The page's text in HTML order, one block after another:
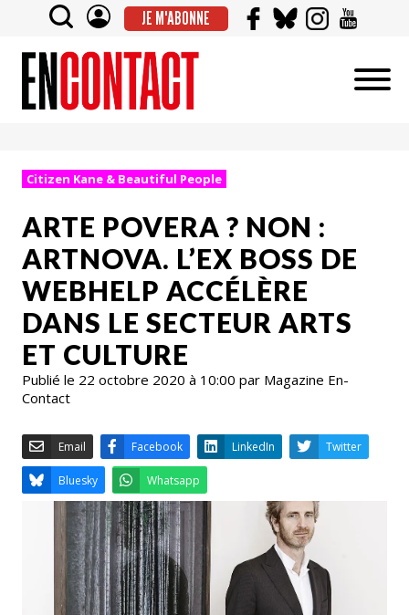
JE M'ABONNE
Citizen Kane & Beautiful People
ARTE POVERA ? NON :
ARTNOVA. L’EX BOSS DE
WEBHELP ACCÉLÈRE
DANS LE SECTEUR ARTS
ET CULTURE
Publié le 22 octobre 2020 à 10:00 par Magazine En-
Contact
Email Facebook LinkedIn
Bluesky Whatsapp